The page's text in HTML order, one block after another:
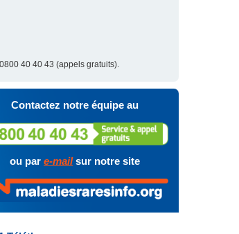
40 40 43 (appels gratuits).
Contactez notre équipe au
ou par e-mailsur notre site